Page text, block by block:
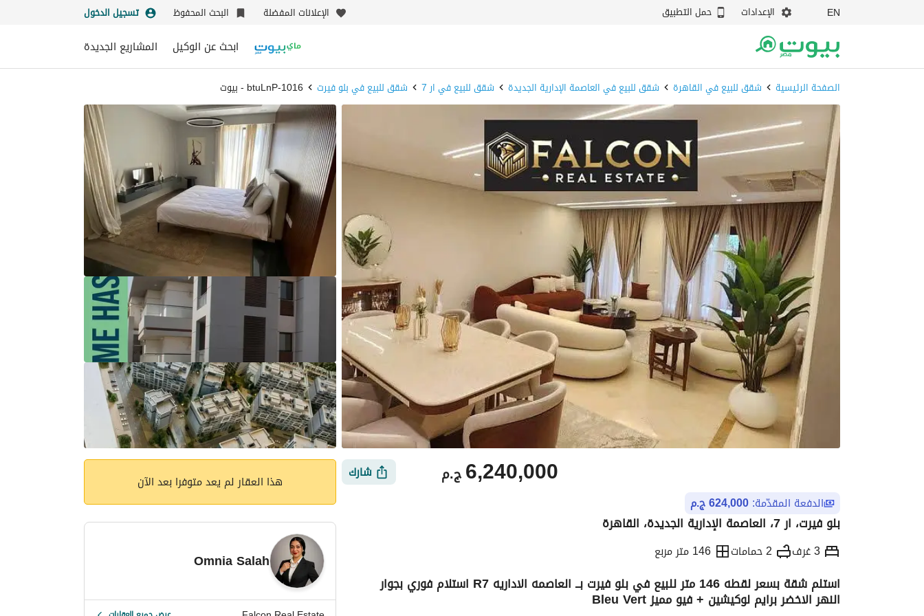
EN الإعدادات حمل التطبيق الإعلانات المفضلة البحث المحفوظ تسجيل الدخول
ابحث عن الوكيل المشاريع الجديدة
الصفحة الرئيسية شقق للبيع في القاهرة شقق للبيع في العاصمة الإدارية الجديدة شقق للبيع في ار 7 شقق للبيع في بلو فيرت 1016-btuLnP - بيوت
ج.م6,240,000 شارك
الدفعة المقدّمة: 624,000 ج.م
بلو فيرت، ار 7، العاصمة الإدارية الجديدة، القاهرة
3 غرف 2 حمامات 146 متر مربع
التفاصيل الاتجاهات والمؤشرات رهن عقاري
استلم شقة بسعر لقطه 146 متر للبيع في بلو فيرت بــ العاصمه الاداريه R7 استلام فوري بجوار
النهر الاخضر برايم لوكيشين + فيو مميز Bleu Vert
هذا العقار لم يعد متوفرا بعد الآن
Omnia Salah